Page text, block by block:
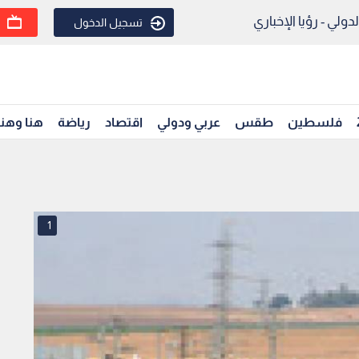
- رؤيا الإخباري تسجيل الدخول
فلسطين طقس عربي ودولي اقتصاد رياضة هنا
1